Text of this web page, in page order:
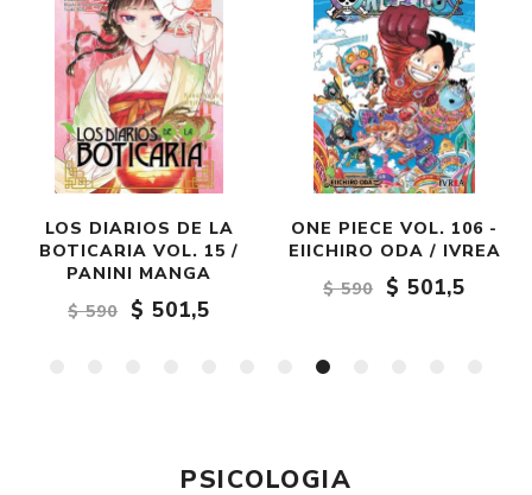
ONE PIECE VOL. 106 -
EIICHIRO ODA / IVREA
$ 501,5
BLUE LOCK 36 - IVREA
$ 501,5
PSICOLOGIA